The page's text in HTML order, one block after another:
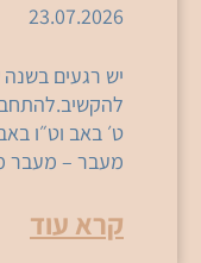
23.07.2026
יש רגעים בשנה
ט׳ באב וט״ו
מעבר – מעבר
קרא עוד